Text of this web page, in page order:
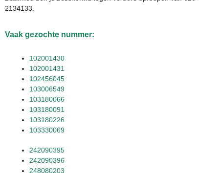
2134133.
Vaak gezochte nummer:
102001430
102001431
102456045
103006549
103180066
103180091
103180226
103330069
242090395
242090396
248080203